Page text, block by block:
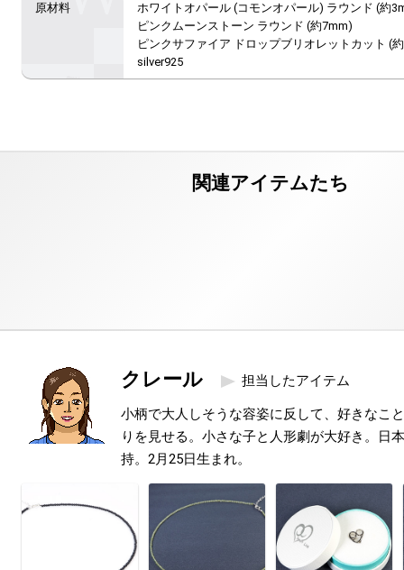
ホワイトオパール (コモンオパール) ラウンド (約
ピンクムーンストーン ラウンド (約7mm)
ピンクサファイア ドロップブリオレットカット (
silver925
クレール 担当したアイテム
小柄で大人しそうな容姿に反して、好きなこ
りを見せる。小さな子と人形劇が大好き。日
持。2月25日生まれ。